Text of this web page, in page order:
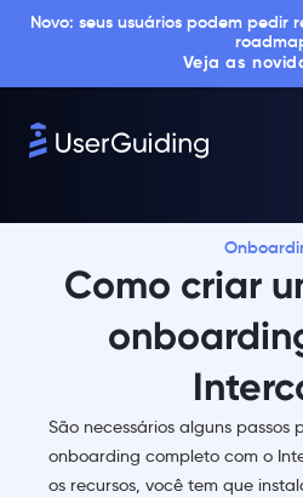
Novo: seus usuários podem pedir
Veja as
Como criar
São necessários alguns passos
onboarding completo com o
os recursos, você tem que